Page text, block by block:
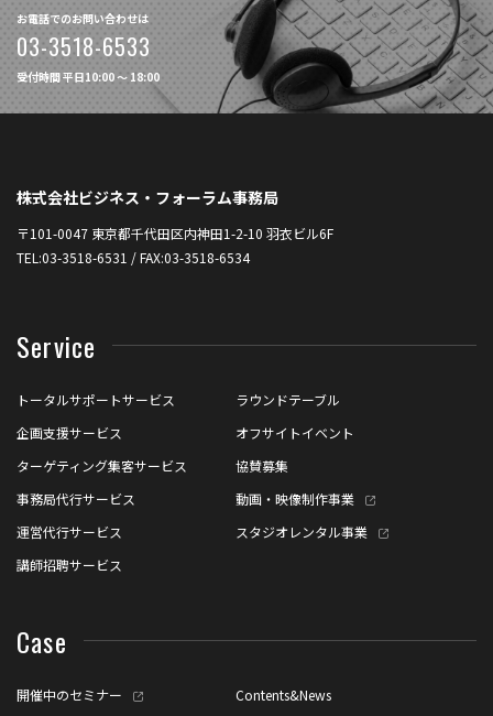
お電話でのお問い合わせは
03-3518-6533
受付時間 平日10:00 〜 18:00
株式会社ビジネス・フォーラム事務局
〒101-0047 東京都千代田区内神田1-2-10 羽衣ビル6F
TEL:03-3518-6531 / FAX:03-3518-6534
Service
トータルサポートサービス
企画支援サービス
ターゲティング集客サービス
事務局代行サービス
運営代行サービス
講師招聘サービス
ラウンドテーブル
オフサイトイベント
協賛募集
動画・映像制作事業
スタジオレンタル事業
Case
開催中のセミナー Contents&News